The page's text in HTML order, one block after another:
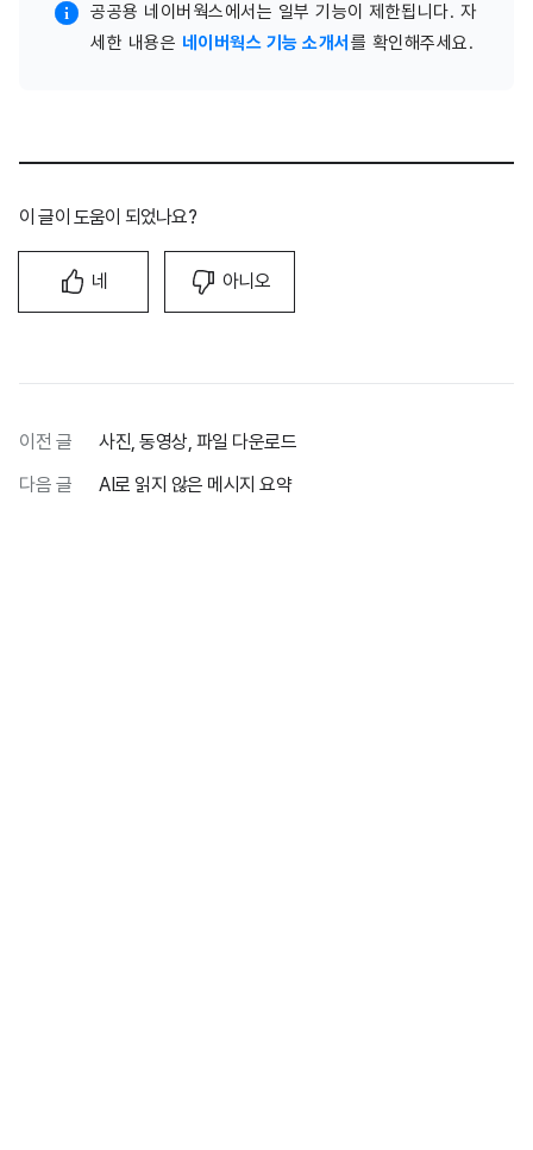
공공용 네이버웍스에서는 일부 기능이 제한됩니다. 자
세한 내용은 네이버웍스 기능 소개서 를 확인해주세요.
이 글이 도움이 되었나요?
네 아니오
이전 글
사진, 동영상, 파일 다운로드
다음 글
AI로 읽지 않은 메시지 요약